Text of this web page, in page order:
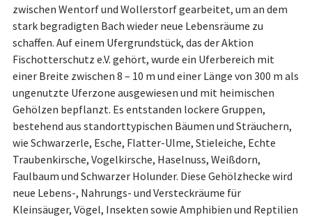
zwischen Wentorf und Wollerstorf gearbeitet, um an dem
stark begradigten Bach wieder neue Lebensräume zu
schaffen. Auf einem Ufergrundstück, das der Aktion
Fischotterschutz e.V. gehört, wurde ein Uferbereich mit
einer Breite zwischen 8 – 10 m und einer Länge von 300 m als
ungenutzte Uferzone ausgewiesen und mit heimischen
Gehölzen bepflanzt. Es entstanden lockere Gruppen,
bestehend aus standorttypischen Bäumen und Sträuchern,
wie Schwarzerle, Esche, Flatter-Ulme, Stieleiche, Echte
Traubenkirsche, Vogelkirsche, Haselnuss, Weißdorn,
Faulbaum und Schwarzer Holunder. Diese Gehölzhecke wird
neue Lebens-, Nahrungs- und Versteckräume für
Kleinsäuger, Vögel, Insekten sowie Amphibien und Reptilien